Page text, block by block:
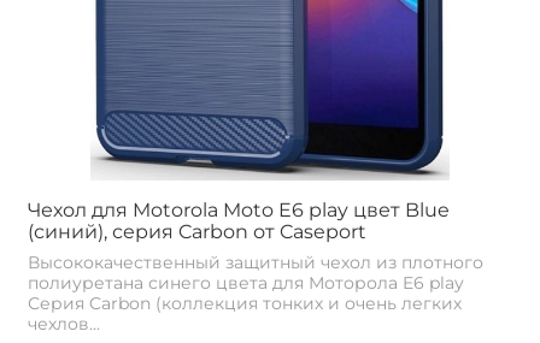
Чехол для Motorola Moto E6 play цвет Blue
(синий), серия Carbon от Caseport
Высококачественный защитный чехол из плотного
полиуретана синего цвета для Моторола E6 play
Серия Carbon (коллекция тонких и очень легких
чехлов...